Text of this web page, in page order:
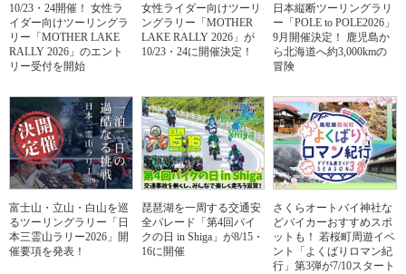
10/23・24開催！ 女性ラ
イダー向けツーリングラ
リー「MOTHER LAKE
RALLY 2026」のエント
リー受付を開始
女性ライダー向けツーリ
ングラリー「MOTHER
LAKE RALLY 2026」が
10/23・24に開催決定！
日本縦断ツーリングラリ
ー「POLE to POLE2026」
9月開催決定！ 鹿児島か
ら北海道へ約3,000kmの
冒険
富士山・立山・白山を巡
るツーリングラリー「日
本三霊山ラリー2026」開
催要項を発表！
琵琶湖を一周する交通安
全パレード「第4回バイ
クの日 in Shiga」が8/15・
16に開催
さくらオートバイ神社な
どバイカーおすすめスポ
ットも！ 若桜町周遊イベ
ント「よくばりロマン紀
行」第3弾が7/10スタート